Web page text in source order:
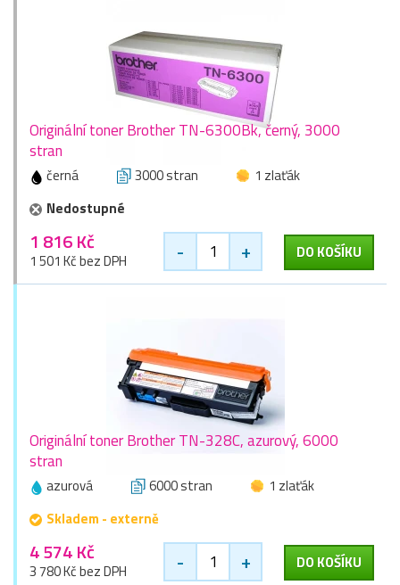
Originální toner Brother TN-6300Bk, černý, 3000
stran
černá 3000 stran
1 zlaťák
Nedostupné
1 816 Kč
1 501 Kč bez DPH - + DO KOŠÍKU
Originální toner Brother TN-328C, azurový, 6000
stran
azurová 6000 stran
1 zlaťák
Skladem - externě
4 574 Kč
3 780 Kč bez DPH - + DO KOŠÍKU